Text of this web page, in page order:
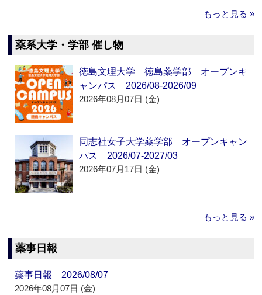
もっと見る »
薬系大学・学部 催し物
徳島文理大学 徳島薬学部 オープンキ
ャンパス 2026/08-2026/09
2026年08月07日 (金)
同志社女子大学薬学部 オープンキャン
パス 2026/07-2027/03
2026年07月17日 (金)
もっと見る »
薬事日報
薬事日報 2026/08/07
2026年08月07日 (金)